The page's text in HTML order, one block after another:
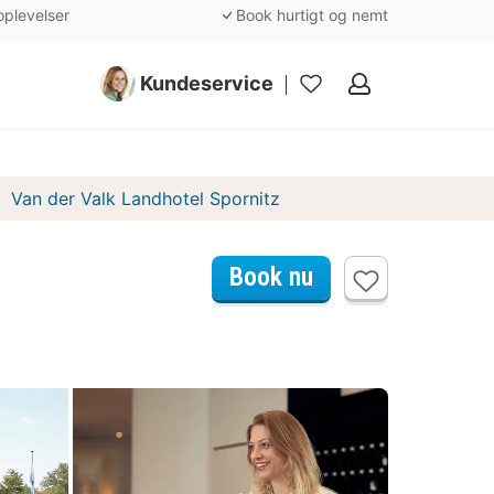
Book hurtigt og nemt
Kundeservice
Mine
Van der Valk Landhotel Spornitz
Book nu